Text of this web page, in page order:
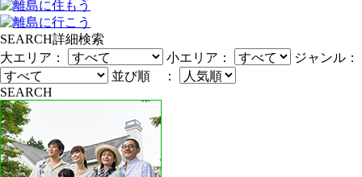
SEARCH詳細検索
大エリア：
小エリア：
ジャンル：
並び順 ：
SEARCH